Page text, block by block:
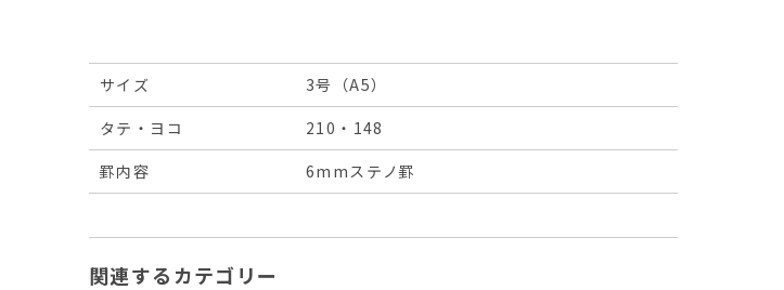
サイズ
3号（A5）
タテ・ヨコ
210・148
罫内容
6mmステノ罫
関連するカテゴリー